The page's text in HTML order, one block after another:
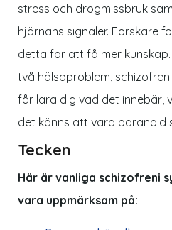
stress och drogmissbruk
hjärnans signaler. Forskare
detta för att få mer
två hälsoproblem,
får lära dig vad det innebär,
det känns att vara paranoid
Tecken
Här är vanliga schizofreni
vara uppmärksam på: